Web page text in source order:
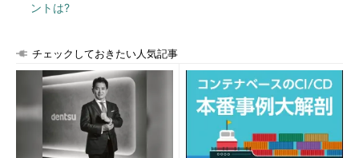
ントは?
チェックしておきたい人気記事